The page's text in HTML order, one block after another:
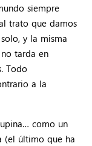
siempre
trato que damos
y la misma
tarda en
Todo
a la
como un
(el último que ha